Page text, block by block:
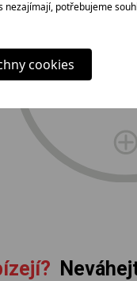
a
nezajímají, potřebujeme
cookies